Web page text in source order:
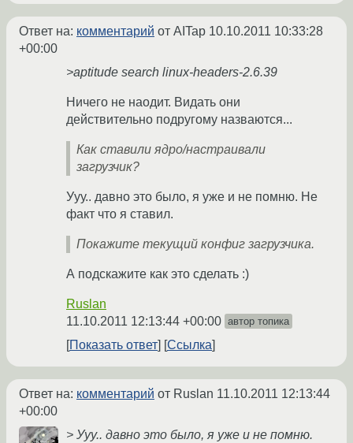
Ответ на: комментарий от AITap 10.10.2011 10:33:28
+00:00
>aptitude search linux-headers-2.6.39
Ничего не наодит. Видать они
действительно подругому назваются...
Как ставили ядро/настраивали
загрузчик?
Ууу.. давно это было, я уже и не помню. Не
факт что я ставил.
Покажите текущий конфиг загрузчика.
А подскажите как это сделать :)
Ruslan
11.10.2011 12:13:44 +00:00 автор топика
Показать ответ Ссылка
Ответ на: комментарий от Ruslan 11.10.2011 12:13:44
+00:00
> Ууу.. давно это было, я уже и не помню.